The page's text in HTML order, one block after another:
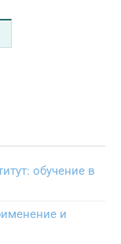
обучение в
и